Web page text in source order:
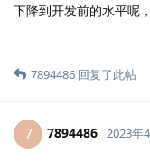
下降到开发前的水平呢
7894486 回复了此帖
7 7894486 2023年